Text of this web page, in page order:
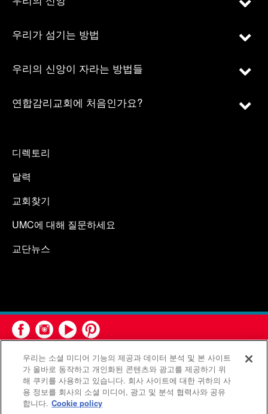
우리가 섬기는 방법
우리의 신앙이 자라는 방법들
연합감리교회에 처음인가요?
디렉토리
달력
교회찾기
UMC에 대해 질문하세요
교단뉴스
연합감리교회 공보부(United Methodist Communications)는 연
합감리교회의 기관입니다.
우리는 소셜 미디어 기능의 제공과 데이터 분석 및 본 사이트
가 올바로 동작하고 개인화된 콘텐츠와 광고를 제공하기 위
해 쿠키를 사용하고 있습니다. 회사 사이트에 대한 귀하의 사
용 정보를 회사의 소셜 미디어, 광고 및 분석 협력사와 공유
합니다. Cookie policy